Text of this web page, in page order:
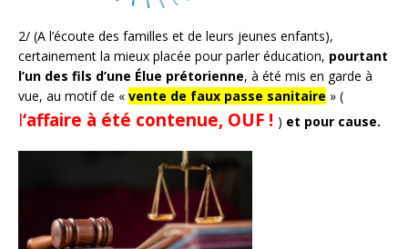
2/ (A l’écoute des familles et de leurs jeunes enfants),
certainement la mieux placée pour parler éducation, pourtant
l’un des fils d’une Élue prétorienne, à été mis en garde à
vue, au motif de « vente de faux passe sanitaire » (
l‘affaire à été contenue, OUF ! ) et pour cause.